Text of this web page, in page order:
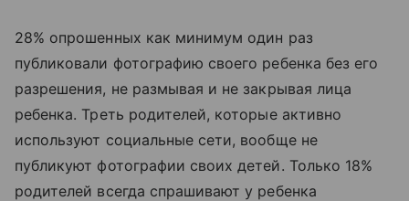
28% опрошенных как минимум один раз
публиковали фотографию своего ребенка без его
разрешения, не размывая и не закрывая лица
ребенка. Треть родителей, которые активно
используют социальные сети, вообще не
публикуют фотографии своих детей. Только 18%
родителей всегда спрашивают у ребенка